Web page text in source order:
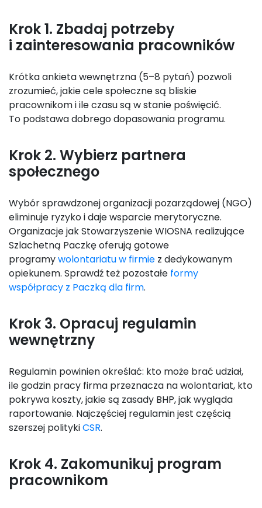
Krok 1. Zbadaj potrzeby
i zainteresowania pracowników
Krótka ankieta wewnętrzna (5–8 pytań) pozwoli
zrozumieć, jakie cele społeczne są bliskie
pracownikom i ile czasu są w stanie poświęcić.
To podstawa dobrego dopasowania programu.
Krok 2. Wybierz partnera
społecznego
Wybór sprawdzonej organizacji pozarządowej (NGO)
eliminuje ryzyko i daje wsparcie merytoryczne.
Organizacje jak Stowarzyszenie WIOSNA realizujące
Szlachetną Paczkę oferują gotowe
programywolontariatu w firmie z dedykowanym
opiekunem. Sprawdź też pozostałe formy
współpracy z Paczką dla firm.
Krok 3. Opracuj regulamin
wewnętrzny
Regulamin powinien określać: kto może brać udział,
ile godzin pracy firma przeznacza na wolontariat, kto
pokrywa koszty, jakie są zasady BHP, jak wygląda
raportowanie. Najczęściej regulamin jest częścią
szerszej politykiCSR.
Krok 4. Zakomunikuj program
pracownikom